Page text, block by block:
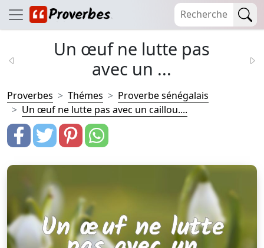
Un œuf ne lutte pas
avec un ...
Proverbes Thémes
Proverbe sénégalais
Un œuf ne lutte pas avec un caillou....